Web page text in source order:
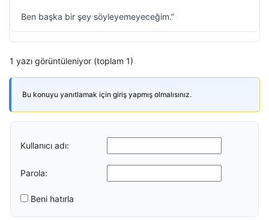
Ben başka bir şey söyleyemeyeceğim.”
1 yazı görüntüleniyor (toplam 1)
Bu konuyu yanıtlamak için giriş yapmış olmalısınız.
Kullanıcı adı:
Parola:
Beni hatırla